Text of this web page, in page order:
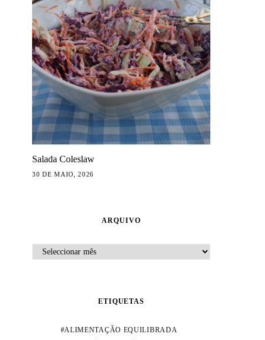
Salada Coleslaw
30 DE MAIO, 2026
ARQUIVO
ARQUIVO
ETIQUETAS
ALIMENTAÇÃO EQUILIBRADA